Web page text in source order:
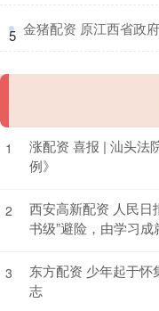
5 金猪配资 原江西省政
1
涨配资 喜报 | 汕头法
例》
2
西安高新配资 人民日
书级”避险，由学习成
3
东方配资 少年起于怀
志